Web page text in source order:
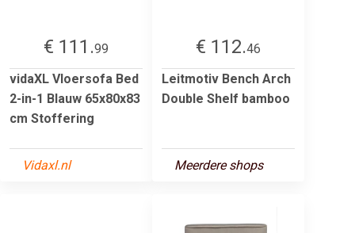
€ 111.99
vidaXL Vloersofa Bed
2-in-1 Blauw 65x80x83
cm Stoffering
Vidaxl.nl
€ 112.46
Leitmotiv Bench Arch
Double Shelf bamboo
Meerdere shops